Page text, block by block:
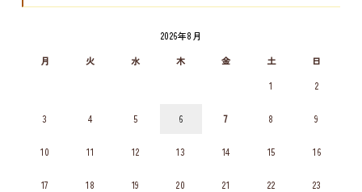
2026年8月
月
火 水 木 金 土
日
1
2
3 4 5 6 7 8 9
10 11 12 13 14 15 16
17 18 19 20 21 22 23